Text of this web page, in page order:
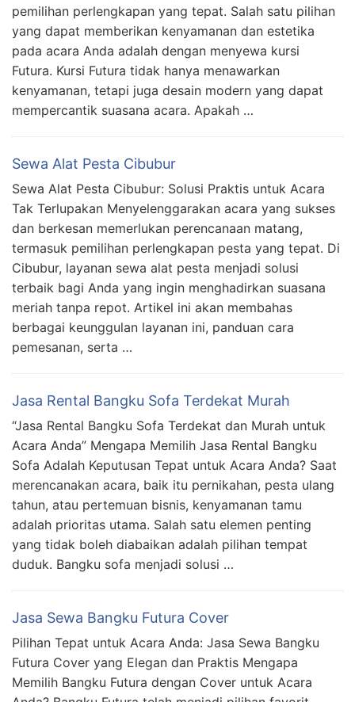
pemilihan perlengkapan yang tepat. Salah satu pilihan
yang dapat memberikan kenyamanan dan estetika
pada acara Anda adalah dengan menyewa kursi
Futura. Kursi Futura tidak hanya menawarkan
kenyamanan, tetapi juga desain modern yang dapat
mempercantik suasana acara. Apakah …
Sewa Alat Pesta Cibubur
Sewa Alat Pesta Cibubur: Solusi Praktis untuk Acara
Tak Terlupakan Menyelenggarakan acara yang sukses
dan berkesan memerlukan perencanaan matang,
termasuk pemilihan perlengkapan pesta yang tepat. Di
Cibubur, layanan sewa alat pesta menjadi solusi
terbaik bagi Anda yang ingin menghadirkan suasana
meriah tanpa repot. Artikel ini akan membahas
berbagai keunggulan layanan ini, panduan cara
pemesanan, serta …
Jasa Rental Bangku Sofa Terdekat Murah
“Jasa Rental Bangku Sofa Terdekat dan Murah untuk
Acara Anda” Mengapa Memilih Jasa Rental Bangku
Sofa Adalah Keputusan Tepat untuk Acara Anda? Saat
merencanakan acara, baik itu pernikahan, pesta ulang
tahun, atau pertemuan bisnis, kenyamanan tamu
adalah prioritas utama. Salah satu elemen penting
yang tidak boleh diabaikan adalah pilihan tempat
duduk. Bangku sofa menjadi solusi …
Jasa Sewa Bangku Futura Cover
Pilihan Tepat untuk Acara Anda: Jasa Sewa Bangku
Futura Cover yang Elegan dan Praktis Mengapa
Memilih Bangku Futura dengan Cover untuk Acara